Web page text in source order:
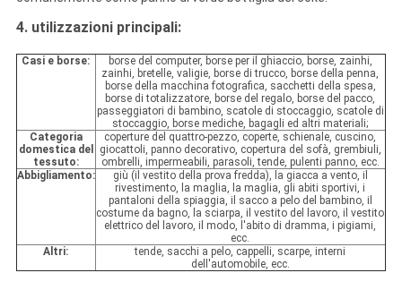
4. utilizzazioni principali:
Casi e borse:
borse del computer, borse per il ghiaccio, borse, zainhi,
zainhi, bretelle, valigie, borse di trucco, borse della penna,
borse della macchina fotografica, sacchetti della spesa,
borse di totalizzatore, borse del regalo, borse del pacco,
passeggiatori di bambino, scatole di stoccaggio, scatole di
stoccaggio, borse mediche, bagagli ed altri materiali;
Categoria
domestica del
tessuto:
coperture del quattro-pezzo, coperte, schienale, cuscino,
giocattoli, panno decorativo, copertura del sofà, grembiuli,
ombrelli, impermeabili, parasoli, tende, pulenti panno, ecc.
Abbigliamento:
giù (il vestito della prova fredda), la giacca a vento, il
rivestimento, la maglia, la maglia, gli abiti sportivi, i
pantaloni della spiaggia, il sacco a pelo del bambino, il
costume da bagno, la sciarpa, il vestito del lavoro, il vestito
elettrico del lavoro, il modo, l'abito di dramma, i pigiami,
ecc.
Altri:
tende, sacchi a pelo, cappelli, scarpe, interni
dell'automobile, ecc.